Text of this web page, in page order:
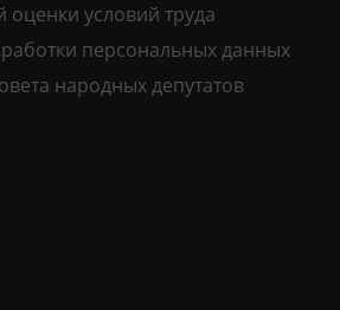
оценки условий труда
персональных данных
народных депутатов